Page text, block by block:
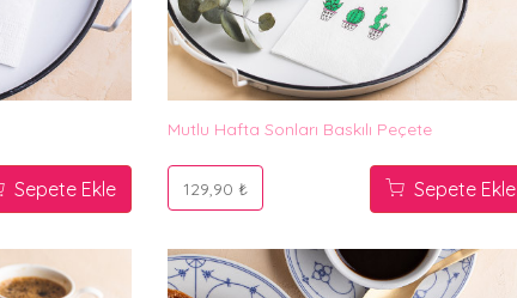
Sepete Ekle
Mutlu Hafta Sonları Baskılı Peçete
129,90 ₺ Sepete Ekle